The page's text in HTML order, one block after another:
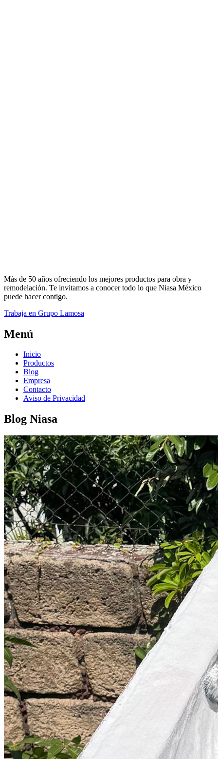
Más de 50 años ofreciendo los mejores productos para obra y
remodelación. Te invitamos a conocer todo lo que Niasa México
puede hacer contigo.
Trabaja en Grupo Lamosa
Menú
Inicio
Productos
Blog
Empresa
Contacto
Aviso de Privacidad
Blog Niasa